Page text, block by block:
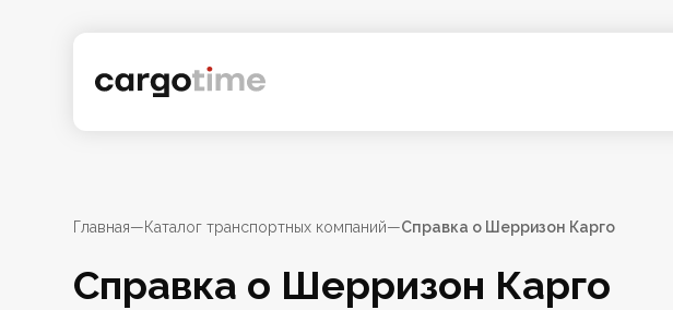
Главная—Каталог транспортных компаний—Справка о Шерризон Карго
Справка о Шерризон Карго